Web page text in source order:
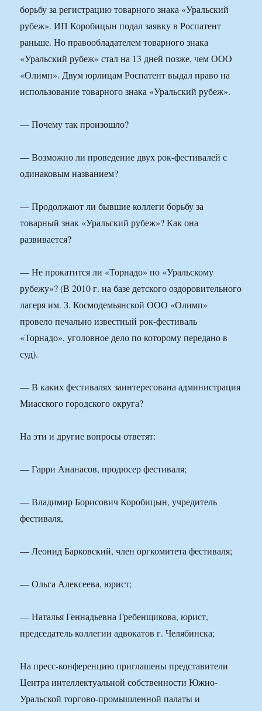
борьбу за регистрацию товарного знака «Уральский
рубеж». ИП Коробицын подал заявку в Роспатент
раньше. Но правообладателем товарного знака
«Уральский рубеж» стал на 13 дней позже, чем ООО
«Олимп». Двум юрлицам Роспатент выдал право на
использование товарного знака «Уральский рубеж».
— Почему так произошло?
— Возможно ли проведение двух рок-фестивалей с
одинаковым названием?
— Продолжают ли бывшие коллеги борьбу за
товарный знак «Уральский рубеж»? Как она
развивается?
— Не прокатится ли «Торнадо» по «Уральскому
рубежу»? (В 2010 г. на базе детского оздоровительного
лагеря им. З. Космодемьянской ООО «Олимп»
провело печально известный рок-фестиваль
«Торнадо», уголовное дело по которому передано в
суд).
— В каких фестивалях заинтересована администрация
Миасского городского округа?
На эти и другие вопросы ответят:
— Гарри Ананасов, продюсер фестиваля;
— Владимир Борисович Коробицын, учредитель
фестиваля,
— Леонид Барковский, член оргкомитета фестиваля;
— Ольга Алексеева, юрист;
— Наталья Геннадьевна Гребенщикова, юрист,
председатель коллегии адвокатов г. Челябинска;
На пресс-конференцию приглашены представители
Центра интеллектуальной собственности Южно-
Уральской торгово-промышленной палаты и